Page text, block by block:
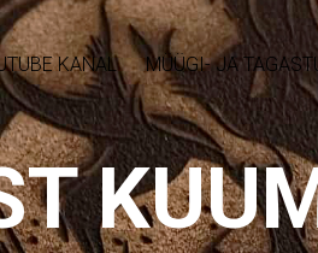
KANAL MÜÜGI- JA